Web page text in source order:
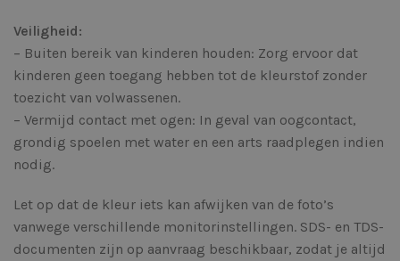
Veiligheid:
– Buiten bereik van kinderen houden: Zorg ervoor dat
kinderen geen toegang hebben tot de kleurstof zonder
toezicht van volwassenen.
– Vermijd contact met ogen: In geval van oogcontact,
grondig spoelen met water en een arts raadplegen indien
nodig.
Let op dat de kleur iets kan afwijken van de foto’s
vanwege verschillende monitorinstellingen. SDS- en TDS-
documenten zijn op aanvraag beschikbaar, zodat je altijd